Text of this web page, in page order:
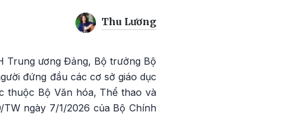
Thu Lương
Trung ương Đảng, Bộ trưởng Bộ
đứng đầu các cơ sở giáo dục
thuộc Bộ Văn hóa, Thể thao và
ngày 7/1/2026 của Bộ Chính